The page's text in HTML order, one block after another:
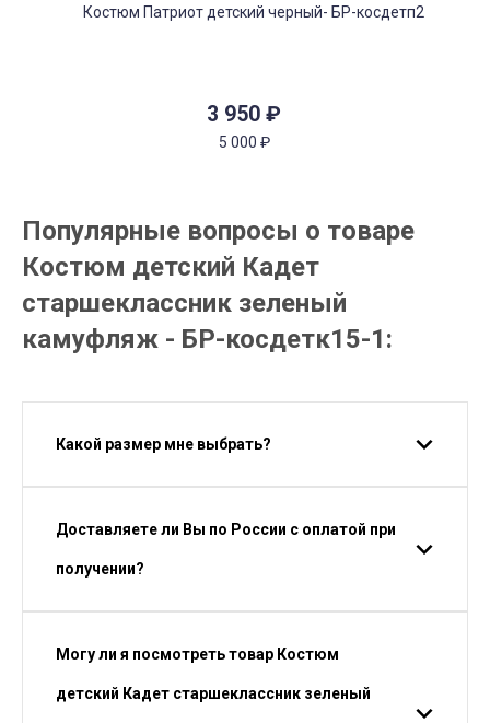
3 950 ₽
5 000 ₽
Популярные вопросы о товаре
Костюм детский Кадет
старшеклассник зеленый
камуфляж - БР-косдетк15-1:
Какой размер мне выбрать?
Доставляете ли Вы по России с оплатой при
получении?
Могу ли я посмотреть товар Костюм
детский Кадет старшеклассник зеленый